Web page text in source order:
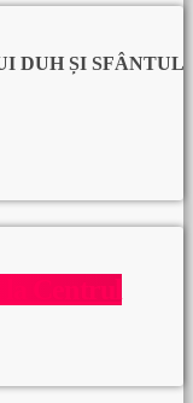
DUH ȘI SFÂNTUL